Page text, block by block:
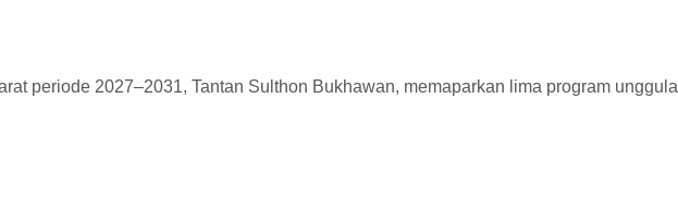
periode 2027–2031, Tantan Sulthon Bukhawan, memaparkan lima program